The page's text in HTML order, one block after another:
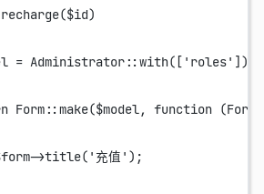
recharge($id)
= Administrator::with([ 'roles' ]);
Form::make($model, function (Form
->title( '充值' );